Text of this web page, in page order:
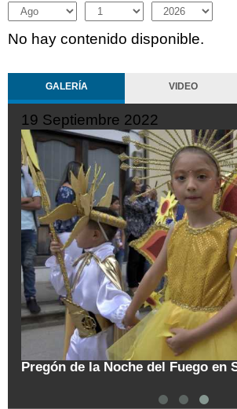
Month
Day Year
No hay contenido disponible.
GALERÍA VIDEO
2022
con esperanza reapertura
con Venezuela